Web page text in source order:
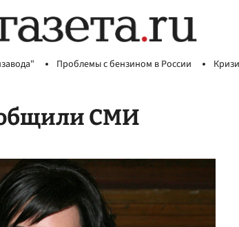
Проблемы с бензином в России
СМИ